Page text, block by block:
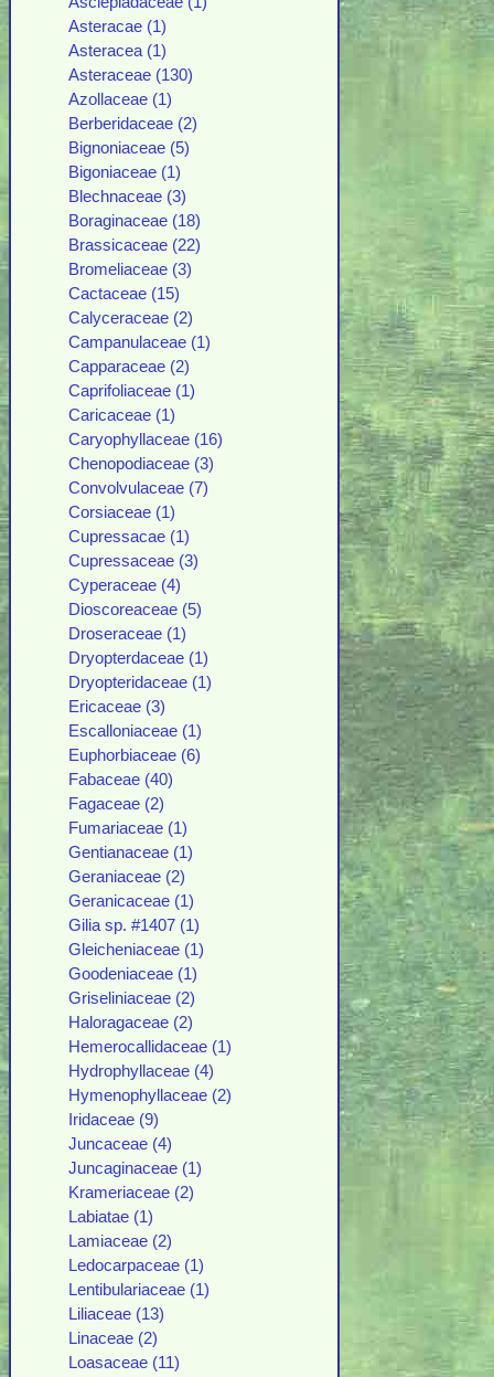
Asteracae (1)
Asteracea (1)
Asteraceae (130)
Azollaceae (1)
Berberidaceae (2)
Bignoniaceae (5)
Bigoniaceae (1)
Blechnaceae (3)
Boraginaceae (18)
Brassicaceae (22)
Bromeliaceae (3)
Cactaceae (15)
Calyceraceae (2)
Campanulaceae (1)
Capparaceae (2)
Caprifoliaceae (1)
Caricaceae (1)
Caryophyllaceae (16)
Chenopodiaceae (3)
Convolvulaceae (7)
Corsiaceae (1)
Cupressacae (1)
Cupressaceae (3)
Cyperaceae (4)
Dioscoreaceae (5)
Droseraceae (1)
Dryopterdaceae (1)
Dryopteridaceae (1)
Ericaceae (3)
Escalloniaceae (1)
Euphorbiaceae (6)
Fabaceae (40)
Fagaceae (2)
Fumariaceae (1)
Gentianaceae (1)
Geraniaceae (2)
Geranicaceae (1)
Gilia sp. #1407 (1)
Gleicheniaceae (1)
Goodeniaceae (1)
Griseliniaceae (2)
Haloragaceae (2)
Hemerocallidaceae (1)
Hydrophyllaceae (4)
Hymenophyllaceae (2)
Iridaceae (9)
Juncaceae (4)
Juncaginaceae (1)
Krameriaceae (2)
Labiatae (1)
Lamiaceae (2)
Ledocarpaceae (1)
Lentibulariaceae (1)
Liliaceae (13)
Linaceae (2)
Loasaceae (11)